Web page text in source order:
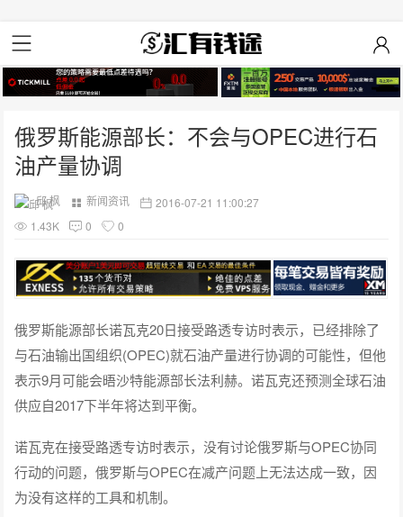
俄罗斯能源部长：不会与OPEC进行石
油产量协调
邱 枫 新闻资讯
2016-07-21 11:00:27
1.43K
0 0
俄罗斯能源部长诺瓦克20日接受路透专访时表示，已经排除了
与石油输出国组织(OPEC)就石油产量进行协调的可能性，但他
表示9月可能会晤沙特能源部长法利赫。诺瓦克还预测全球石油
供应自2017下半年将达到平衡。
诺瓦克在接受路透专访时表示，没有讨论俄罗斯与OPEC协同
行动的问题，俄罗斯与OPEC在减产问题上无法达成一致，因
为没有这样的工具和机制。